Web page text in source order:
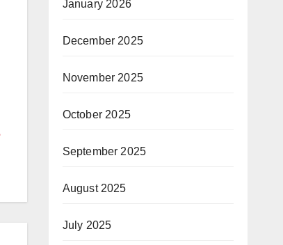
January 2026
December 2025
November 2025
October 2025
September 2025
August 2025
July 2025